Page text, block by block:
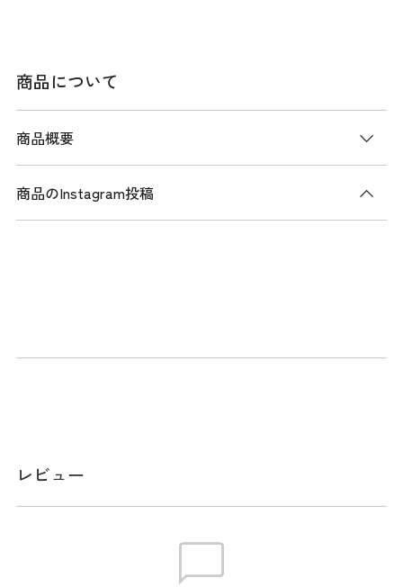
商品について
商品概要
商品説明
サイズ
生産国
中国
商品のInstagram投稿
レビュー